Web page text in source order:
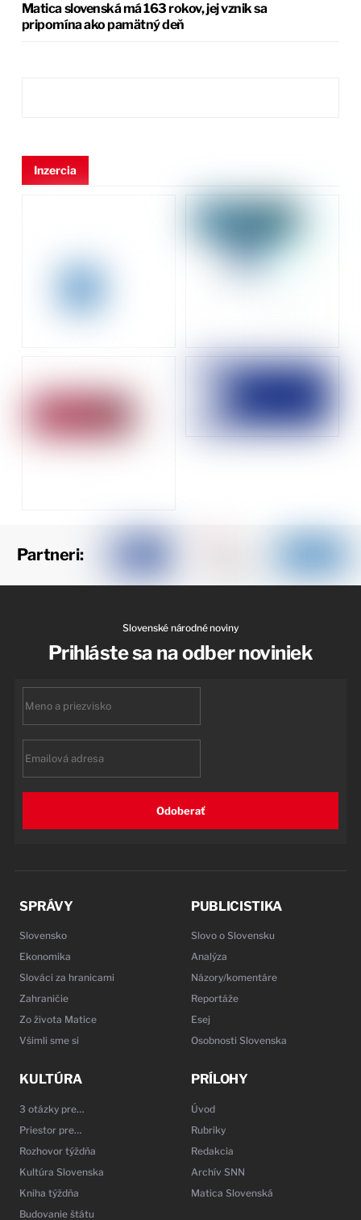
Matica slovenská má 163 rokov, jej vznik sa
pripomína ako pamätný deň
Inzercia
Partneri:
Slovenské národné noviny
Prihláste sa na odber noviniek
Odoberať
SPRÁVY
Slovensko
Ekonomika
Slováci za hranicami
Zahraničie
Zo života Matice
Všimli sme si
PUBLICISTIKA
Slovo o Slovensku
Analýza
Názory/komentáre
Reportáže
Esej
Osobnosti Slovenska
KULTÚRA
3 otázky pre…
Priestor pre…
Rozhovor týždňa
Kultúra Slovenska
Kniha týždňa
Budovanie štátu
PRÍLOHY
Úvod
Rubriky
Redakcia
Archív SNN
Matica Slovenská